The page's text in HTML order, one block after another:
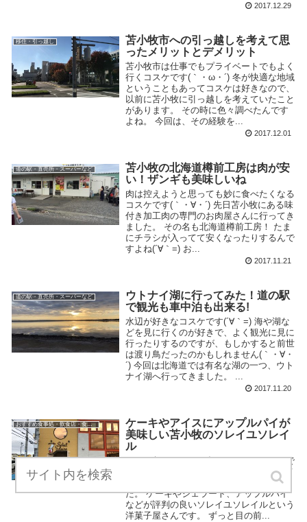
2017.12.29
移住・引っ越し
苫小牧市への引っ越しを考えて思
ったメリットとデメリット
苫小牧市は仕事でもプライベートでもよく
行くコスケです(｀・ω・´) 冬が快適な地域
ということもあってコスケは好きなので、
以前に苫小牧に引っ越しを考えていたこと
があります。 その時に色々調べたんです
よね。 今回は、その経験を...
2017.12.01
道の駅・直売所・スーパーなど
苫小牧の北海道樽前工房は肉が安
い！ザンギも美味しいね
肉は控えようと思っても妙に食べたくなる
コスケです(｀・∀・´) 先日苫小牧にある味
付き加工肉の専門のお肉屋さんに行ってき
ました。 その名も北海道樽前工房！ たま
にチラシが入ってて安くなったりするんで
すよね(´∀｀=) お...
2017.11.21
道の駅・直売所・スーパーなど
ウトナイ湖に行ってみた！道の駅
で観光も車中泊も出来る!
水辺が好きなコスケです(´∀｀=) 海や湖な
どを見に行くのが好きで、よく観光に見に
行ったりするのですが、もしかすると前世
は渡り鳥だったのかもしれません(｀・∀・
´) 今回は北海道では有名な湖の一つ、ウト
ナイ湖へ行ってきました。 ...
2017.11.20
おすすめ食事処・飲食店・食べ物
ケーキやアイスにアップルパイが
美味しい苫小牧のソレイユソレイ
ル
たまに急にアイスが食べたくなるコスケで
す(｀・∀・´) 先日、苫小牧で前から行って
みたかったお菓子屋さんに行ってきまし
た。 ケーキやジェラート、アップルパイ
などが評判の良いソレイユソレイルという
洋菓子屋さんです。 ずっと目の前...